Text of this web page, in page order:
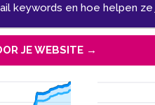
keywords en hoe helpen
JE WEBSITE →